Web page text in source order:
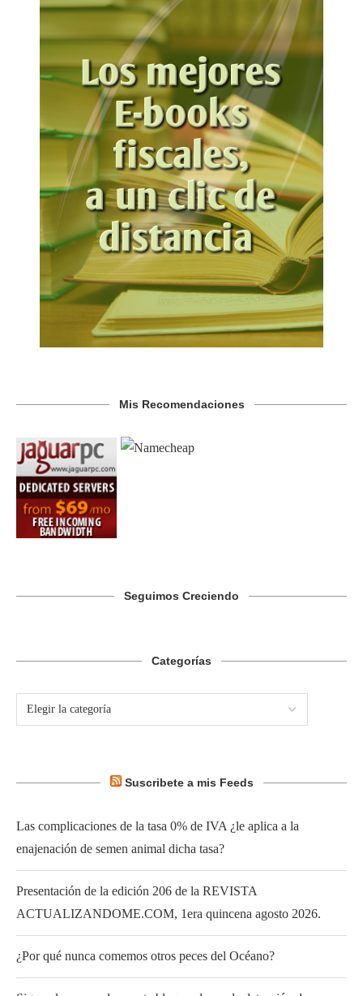
Mis Recomendaciones
Seguimos Creciendo
Categorías
Suscribete a mis Feeds
Las complicaciones de la tasa 0% de IVA ¿le aplica a la
enajenación de semen animal dicha tasa?
Presentación de la edición 206 de la REVISTA
ACTUALIZANDOME.COM, 1era quincena agosto 2026.
¿Por qué nunca comemos otros peces del Océano?